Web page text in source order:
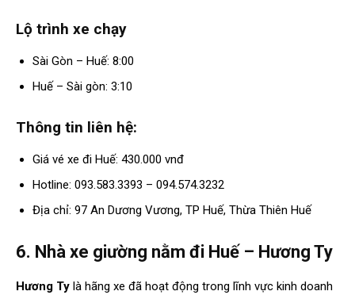
Lộ trình xe chạy
Sài Gòn – Huế: 8:00
Huế – Sài gòn: 3:10
Thông tin liên hệ:
Giá vé xe đi Huế: 430.000 vnđ
Hotline: 093.583.3393 – 094.574.3232
Địa chỉ: 97 An Dương Vương, TP Huế, Thừa Thiên Huế
6. Nhà xe giường nằm đi Huế – Hương Ty
Hương Ty là hãng xe đã hoạt động trong lĩnh vực kinh doanh